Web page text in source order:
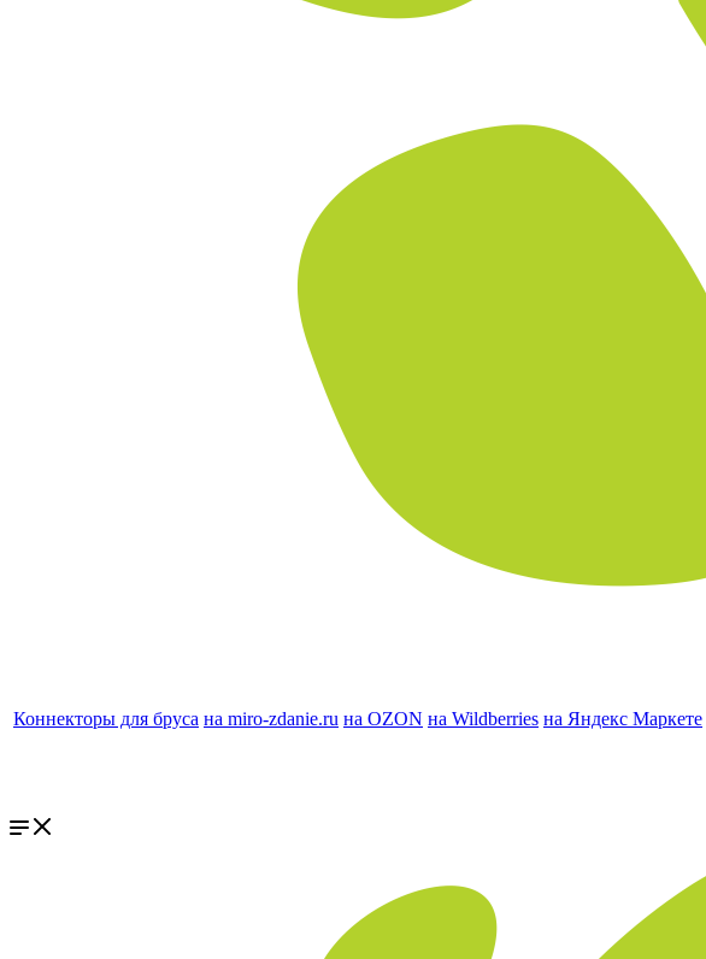
Коннекторы для бруса на miro-zdanie.ru на OZON на Wildberries на Яндекс Маркете